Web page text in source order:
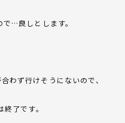
…良しとします。
わず行けそうにないので、
了です。